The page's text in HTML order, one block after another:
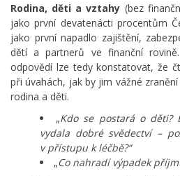
Rodina, děti a vztahy (bez
jako první devatenácti procentům
jako první napadlo zajištění,
dětí a partnerů ve finanční
odpovědí lze tedy konstatovat, že
při úvahách, jak by jim vážné
rodina a děti.
„Kdo se postará o děti?
vydala dobré svědectví –
v přístupu k léčbě?“
„Co nahradí výpadek